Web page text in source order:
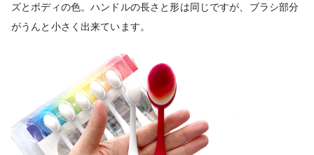
ズとボディの色。ハンドルの長さと形は同じですが、ブラシ部分
がうんと小さく出来ています。